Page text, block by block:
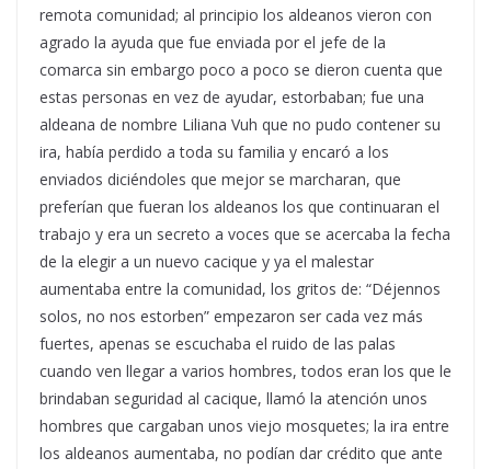
remota comunidad; al principio los aldeanos vieron con
agrado la ayuda que fue enviada por el jefe de la
comarca sin embargo poco a poco se dieron cuenta que
estas personas en vez de ayudar, estorbaban; fue una
aldeana de nombre Liliana Vuh que no pudo contener su
ira, había perdido a toda su familia y encaró a los
enviados diciéndoles que mejor se marcharan, que
preferían que fueran los aldeanos los que continuaran el
trabajo y era un secreto a voces que se acercaba la fecha
de la elegir a un nuevo cacique y ya el malestar
aumentaba entre la comunidad, los gritos de: “Déjennos
solos, no nos estorben” empezaron ser cada vez más
fuertes, apenas se escuchaba el ruido de las palas
cuando ven llegar a varios hombres, todos eran los que le
brindaban seguridad al cacique, llamó la atención unos
hombres que cargaban unos viejo mosquetes; la ira entre
los aldeanos aumentaba, no podían dar crédito que ante